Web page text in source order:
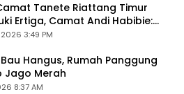
Tanete Riattang Timur
Ertiga, Camat Andi Habibie:
Baik-Baik Saja
3:49 PM
Hangus, Rumah Panggung
Jago Merah
8:37 AM